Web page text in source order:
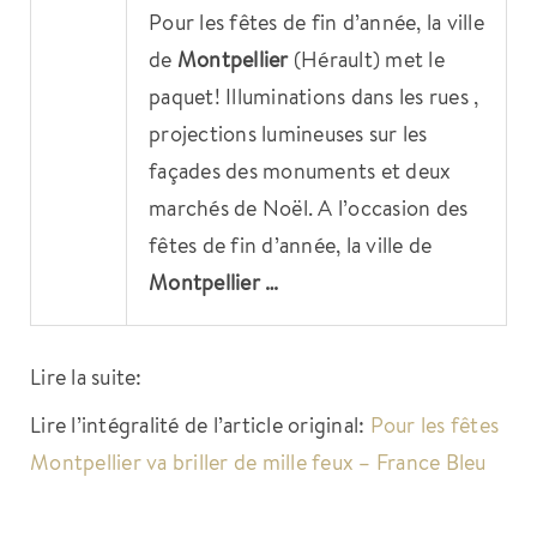
Pour les fêtes de fin d’année, la ville
de Montpellier(Hérault) met le
paquet! Illuminations dans les rues ,
projections lumineuses sur les
façades des monuments et deux
marchés de Noël. A l’occasion des
fêtes de fin d’année, la ville de
Montpellier …
Lire la suite:
Lire l’intégralité de l’article original: Pour les fêtes
Montpellier va briller de mille feux – France Bleu